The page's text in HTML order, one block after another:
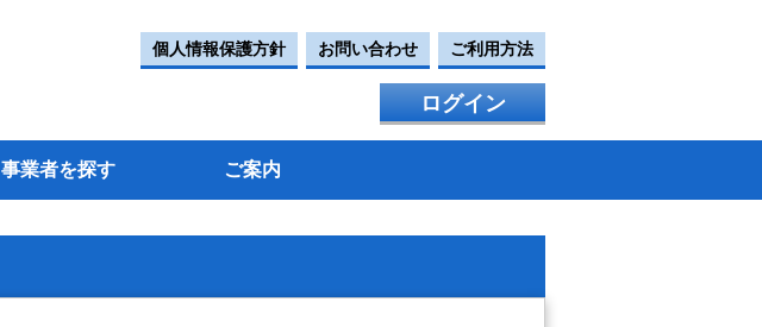
個人情報保護方針 お問い合わせ ご利用方法
ログイン
事業者を探す ご案内